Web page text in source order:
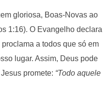
gloriosa, Boas-Novas ao
1:16). O Evangelho declara
a todos que só em
lugar. Assim, Deus pode
promete: “Todo aquele